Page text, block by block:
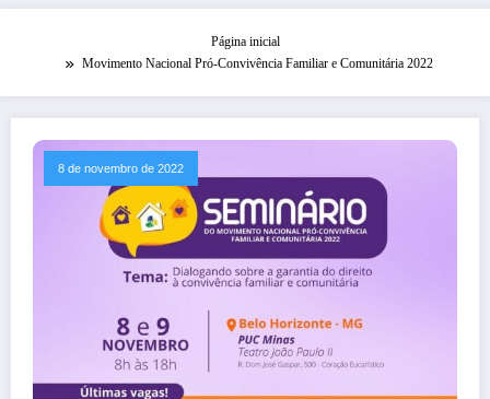
Página inicial
Movimento Nacional Pró-Convivência Familiar e Comunitária 2022
8 de novembro de 2022